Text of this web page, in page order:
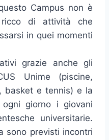
Campus non è
di attività che
in quei momenti
grazie anche gli
Unime (piscine,
basket e tennis) e la
giorno i giovani
universitarie.
sono previsti incontri